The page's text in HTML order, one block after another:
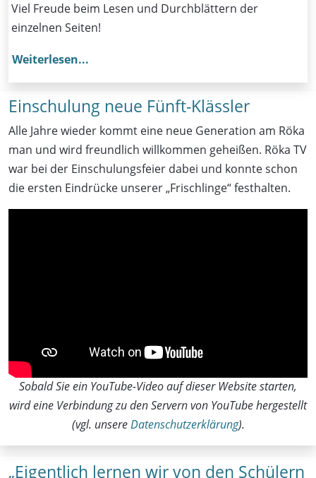
Viel Freude beim Lesen und Durchblättern der
einzelnen Seiten!
Weiterlesen...
Einschulung neue Fünft-Klässler
Alle Jahre wieder kommt eine neue Generation am Röka
man und wird freundlich willkommen geheißen. Röka TV
war bei der Einschulungsfeier dabei und konnte schon
die ersten Eindrücke unserer „Frischlinge“ festhalten.
Sobald Sie ein YouTube-Video auf dieser Website starten,
wird eine Verbindung zu den Servern von YouTube hergestellt
(vgl. unsereDatenschutzerklärung).
„Eigentlich lernen wir von den Schülern